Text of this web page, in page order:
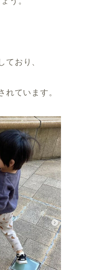
ており、
れています。